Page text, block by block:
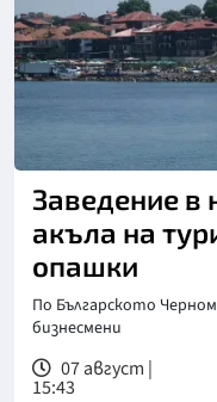
Заведение в
акъла на
опашки
По Българското
бизнесмени
07 август |
15:43